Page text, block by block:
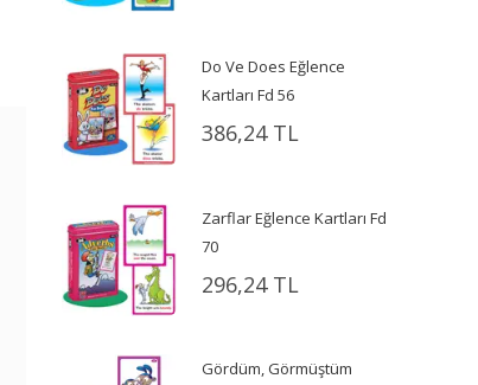
Do Ve Does Eğlence
Kartları Fd 56
386,24 TL
Zarflar Eğlence Kartları Fd
70
296,24 TL
Gördüm, Görmüştüm